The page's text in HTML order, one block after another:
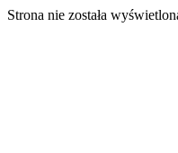
Strona nie została